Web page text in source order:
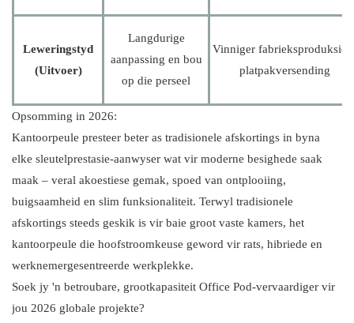
Leweringstyd
(Uitvoer)
Langdurige
aanpassing en bou
op die perseel
Vinniger fabrieksproduksie
platpakversending
Opsomming in 2026:
Kantoorpeule presteer beter as tradisionele afskortings in byna
elke sleutelprestasie-aanwyser wat vir moderne besighede saak
maak – veral akoestiese gemak, spoed van ontplooiing,
buigsaamheid en slim funksionaliteit. Terwyl tradisionele
afskortings steeds geskik is vir baie groot vaste kamers, het
kantoorpeule die hoofstroomkeuse geword vir rats, hibriede en
werknemergesentreerde werkplekke.
Soek jy 'n betroubare, grootkapasiteit Office Pod-vervaardiger vir
jou 2026 globale projekte?